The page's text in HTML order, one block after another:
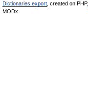
Dictionaries export , created on PHP,
MODx.